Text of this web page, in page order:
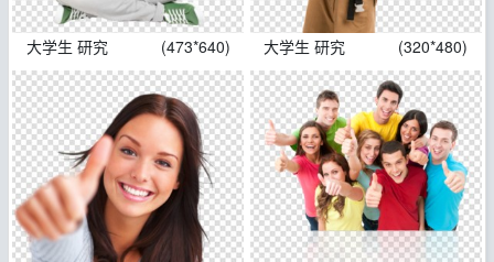
大学生 研究 (473*640) 大学生 研究 (320*480)